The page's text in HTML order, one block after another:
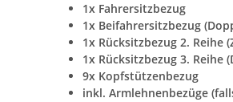
1x Fahrersitzbezug
1x Beifahrersitzbezug
1x Rücksitzbezug 2. Reihe
1x Rücksitzbezug 3. Reihe
9x Kopfstützenbezug
inkl. Armlehnenbezüge